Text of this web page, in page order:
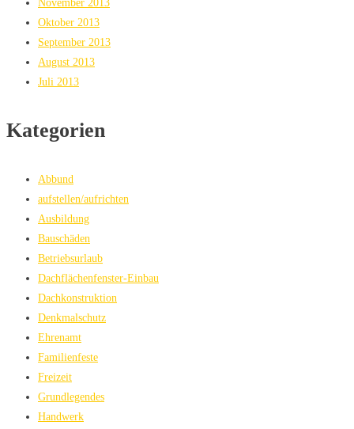
November 2013
Oktober 2013
September 2013
August 2013
Juli 2013
Kategorien
Abbund
aufstellen/aufrichten
Ausbildung
Bauschäden
Betriebsurlaub
Dachflächenfenster-Einbau
Dachkonstruktion
Denkmalschutz
Ehrenamt
Familienfeste
Freizeit
Grundlegendes
Handwerk